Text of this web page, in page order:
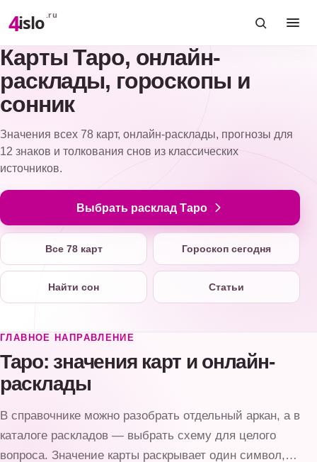
4islo .ru
Карты Таро, онлайн-
расклады, гороскопы и
сонник
Значения всех 78 карт, онлайн-расклады, прогнозы для
12 знаков и толкования снов из классических
источников.
Выбрать расклад Таро
Все 78 карт Гороскоп сегодня
Найти сон Статьи
ГЛАВНОЕ НАПРАВЛЕНИЕ
Таро: значения карт и онлайн-
расклады
В справочнике можно разобрать отдельный аркан, а в
каталоге раскладов — выбрать схему для целого
вопроса. Значение карты раскрывает один символ,